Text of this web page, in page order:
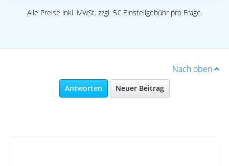
Alle Preise inkl. MwSt. zzgl. 5€ Einstellgebühr pro Frage.
Nach oben
Antworten Neuer Beitrag